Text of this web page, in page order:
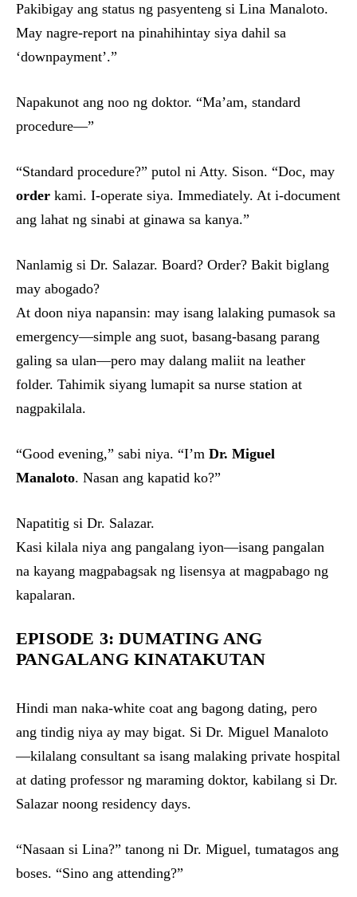
Pakibigay ang status ng pasyenteng si Lina Manaloto.
May nagre-report na pinahihintay siya dahil sa
‘downpayment’.”
Napakunot ang noo ng doktor. “Ma’am, standard
procedure—”
“Standard procedure?” putol ni Atty. Sison. “Doc, may
order kami. I-operate siya. Immediately. At i-document
ang lahat ng sinabi at ginawa sa kanya.”
Nanlamig si Dr. Salazar. Board? Order? Bakit biglang
may abogado?
At doon niya napansin: may isang lalaking pumasok sa
emergency—simple ang suot, basang-basang parang
galing sa ulan—pero may dalang maliit na leather
folder. Tahimik siyang lumapit sa nurse station at
nagpakilala.
“Good evening,” sabi niya. “I’m Dr. Miguel
Manaloto. Nasan ang kapatid ko?”
Napatitig si Dr. Salazar.
Kasi kilala niya ang pangalang iyon—isang pangalan
na kayang magpabagsak ng lisensya at magpabago ng
kapalaran.
EPISODE 3: DUMATING ANG
PANGALANG KINATAKUTAN
Hindi man naka-white coat ang bagong dating, pero
ang tindig niya ay may bigat. Si Dr. Miguel Manaloto
—kilalang consultant sa isang malaking private hospital
at dating professor ng maraming doktor, kabilang si Dr.
Salazar noong residency days.
“Nasaan si Lina?” tanong ni Dr. Miguel, tumatagos ang
boses. “Sino ang attending?”